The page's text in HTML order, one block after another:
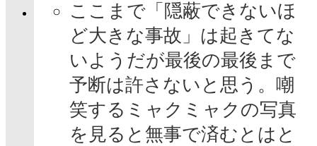
ここまで「隠蔽できないほ
ど大きな事故」は起きてな
いようだが最後の最後まで
予断は許さないと思う。嘲
笑するミャクミャクの写真
を見ると無事で済むとはと